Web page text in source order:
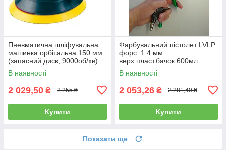
Пневматична шліфувальна
машинка орбітальна 150 мм
(запасний диск, 9000об/хв)
AIRKRAFT AT-980-6V
В наявності
2 029,50 ₴ 2 255 ₴
Купити
Фарбувальний пістолет LVLP
форс. 1.4 мм
верх.пласт.бачок 600мл
AUARITA L-897-1.4
В наявності
2 053,26 ₴ 2 281,40 ₴
Купити
Показати ще